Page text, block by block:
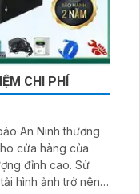
CHI PHÍ
An Ninh thương
cửa hàng của
đỉnh cao. Sử
hình ảnh trở nên